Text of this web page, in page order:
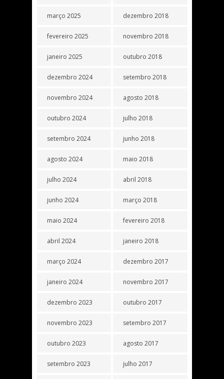
março 2025
fevereiro 2025
janeiro 2025
dezembro 2024
novembro 2024
outubro 2024
setembro 2024
agosto 2024
julho 2024
junho 2024
maio 2024
abril 2024
março 2024
janeiro 2024
dezembro 2023
novembro 2023
outubro 2023
setembro 2023
dezembro 2018
novembro 2018
outubro 2018
setembro 2018
agosto 2018
julho 2018
junho 2018
maio 2018
abril 2018
março 2018
fevereiro 2018
janeiro 2018
dezembro 2017
novembro 2017
outubro 2017
setembro 2017
agosto 2017
julho 2017